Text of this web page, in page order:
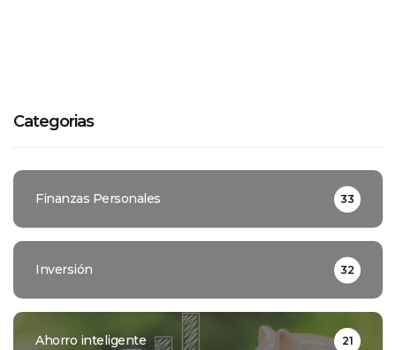
Categorias
Finanzas Personales 33
Inversión 32
Ahorro inteligente 21